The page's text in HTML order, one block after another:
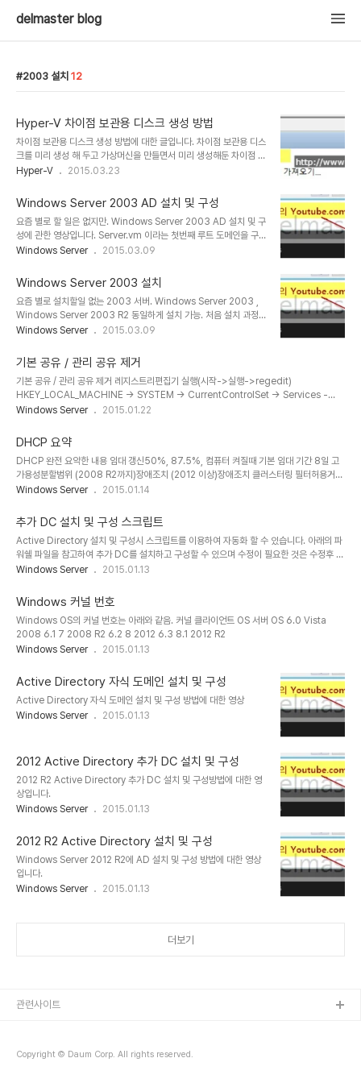
delmaster blog
2003 설치 12
Hyper-V 차이점 보관용 디스크 생성 방법
차이점 보관용 디스크 생성 방법에 대한 글입니다. 차이점 보관용 디스
크를 미리 생성 해 두고 가상머신을 만들면서 미리 생성해둔 차이점 보
관용 디스크를 선택할 수 있겠습니다. 아래는 생성 순서입니다. 1. 우
7 까지는 VHD선택 2012와 8은 VHDX 선택 5. 차이점보관용 선택
6. 가상 하드디스크의 이름 입력 후 저장위치 찾아보기 7. 저장 위치
선택 후 폴더 선택 8. 위치 확인 9. 원본(부모) 가상하드디스크 찾아보
기 10. 부모 디스크 선택 11. 선택한 디스크 확인 12. 반드시 요약 정보
확인하여 잘못 선택/입력한것이 없는지 살펴봅시다!!!
Hyper-V 2015.03.23
Windows Server 2003 AD 설치 및 구성
요즘 별로 할 일은 없지만. Windows Server 2003 AD 설치 및 구
성에 관한 영상입니다. Server.vm 이라는 첫번째 루트 도메인을 구
성하는 방법에 대한 영상이며, 2003 설치 시디가 필요합니다. [관련
드
Windows Server 2015.03.09
Windows Server 2003 설치
요즘 별로 설치할일 없는 2003 서버. Windows Server 2003 ,
Windows Server 2003 R2 동일하게 설치 가능. 처음 설치 과정
진행할때는 키보드 입력으로 진행해야하고 만약 설치 미디어가 2장의
CD넣고 계속 진행하면 됨. iso 파일 다운로드[Windows Server]
- Windows Server 2003 sp2 다운로드
Windows Server 2015.03.09
기본 공유 / 관리 공유 제거
기본 공유 / 관리 공유 제거 레지스트리편집기 실행(시작->실행->regedit)
HKEY_LOCAL_MACHINE → SYSTEM → CurrentControlSet → Services -
>Lanmanserver의 parameters - parameters 클릭 후 오른쪽 윈도우 영역에서 마우
면 각 OS에 맞는 이름을 아래를 참고하여 입력하고 레지스트리 편집기를 닫음.
AutoShareWks : Windows XP/Windows 2000 Pro/Windows Vista/Windows
7/8/8.1 인 경우 AutoShareServer : Windows 2000/2003/2008/2012 Server
인 경우 - 위와..
Windows Server 2015.01.22
DHCP 요약
DHCP 완전 요약한 내용 임대 갱신50%, 87.5%, 컴퓨터 켜질때 기본 임대 기간 8일 고
가용성분할범위 (2008 R2까지)장애조치 (2012 이상)장애조치 클러스터링 필터허용거부
예약MACGETMAC /V /S GETMAC /Varp -a DHCP 데이터베이스
Windows Server 2015.01.14
추가 DC 설치 및 구성 스크립트
Active Directory 설치 및 구성시 스크립트를 이용하여 자동화 할 수 있습니다. 아래의 파
워쉘 파일을 참고하여 추가 DC를 설치하고 구성할 수 있으며 수정이 필요한 것은 수정후 활
용하면 되겠습니다. - 참고 [Windows Server] - 2012 R2 Active Directory 설치 및
립트 # Import-Module ADDSDeployment Install-ADDSDomainController `
-NoGlobalCatalog:$false ` -CreateDnsDelegation:$false ` -Credential
(Get-Credential) ` -CriticalReplicati..
Windows Server 2015.01.13
Windows 커널 번호
Windows OS의 커널 번호는 아래와 같음. 커널 클라이언트 OS 서버 OS 6.0 Vista
2008 6.1 7 2008 R2 6.2 8 2012 6.3 8.1 2012 R2
Windows Server
2015.01.13
Active Directory 자식 도메인 설치 및 구성
Active Directory 자식 도메인 설치 및 구성 방법에 대한 영상
Windows Server
2015.01.13
2012 Active Directory 추가 DC 설치 및 구성
2012 R2 Active Directory 추가 DC 설치 및 구성방법에 대한 영
상입니다.
Windows Server
2015.01.13
2012 R2 Active Directory 설치 및 구성
Windows Server 2012 R2에 AD 설치 및 구성 방법에 대한 영상
입니다.
Windows Server
2015.01.13
더보기
Copyright © Daum Corp. All rights reserved.
관련사이트